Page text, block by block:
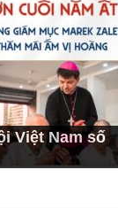
Việt Nam số